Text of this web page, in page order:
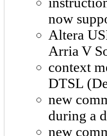
now
Altera
Arria V
context
DTSL
new
during a
new